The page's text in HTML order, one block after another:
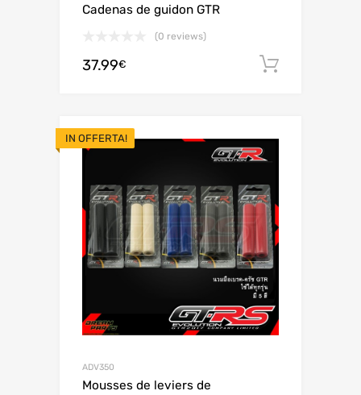
Cadenas de guidon GTR
(0 reviews)
37.99€
IN OFFERTA!
ADV350
Mousses de leviers de